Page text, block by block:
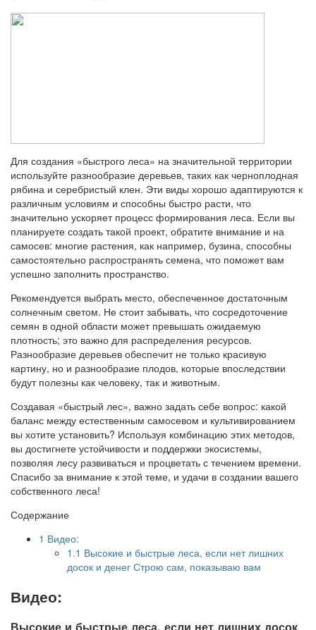
Для создания «быстрого леса» на значительной территории
используйте разнообразие деревьев, таких как черноплодная
рябина и серебристый клен. Эти виды хорошо адаптируются к
различным условиям и способны быстро расти, что
значительно ускоряет процесс формирования леса. Если вы
планируете создать такой проект, обратите внимание и на
самосев: многие растения, как например, бузина, способны
самостоятельно распространять семена, что поможет вам
успешно заполнить пространство.
Рекомендуется выбрать место, обеспеченное достаточным
солнечным светом. Не стоит забывать, что сосредоточение
семян в одной области может превышать ожидаемую
плотность; это важно для распределения ресурсов.
Разнообразие деревьев обеспечит не только красивую
картину, но и разнообразие плодов, которые впоследствии
будут полезны как человеку, так и животным.
Создавая «быстрый лес», важно задать себе вопрос: какой
баланс между естественным самосевом и культивированием
вы хотите установить? Используя комбинацию этих методов,
вы достигнете устойчивости и поддержки экосистемы,
позволяя лесу развиваться и процветать с течением времени.
Спасибо за внимание к этой теме, и удачи в создании вашего
собственного леса!
Содержание
1 Видео:
1.1 Высокие и быстрые леса, если нет лишних
досок и денег Строю сам, показываю вам
Видео: